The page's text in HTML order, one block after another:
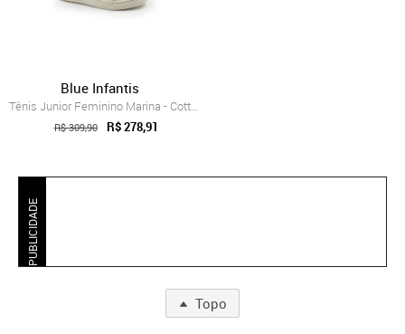
Blue Infantis
Tênis Junior Feminino Marina - Cotton Pérola
R$ 309,90 R$ 278,91
PUBLICIDADE
Topo